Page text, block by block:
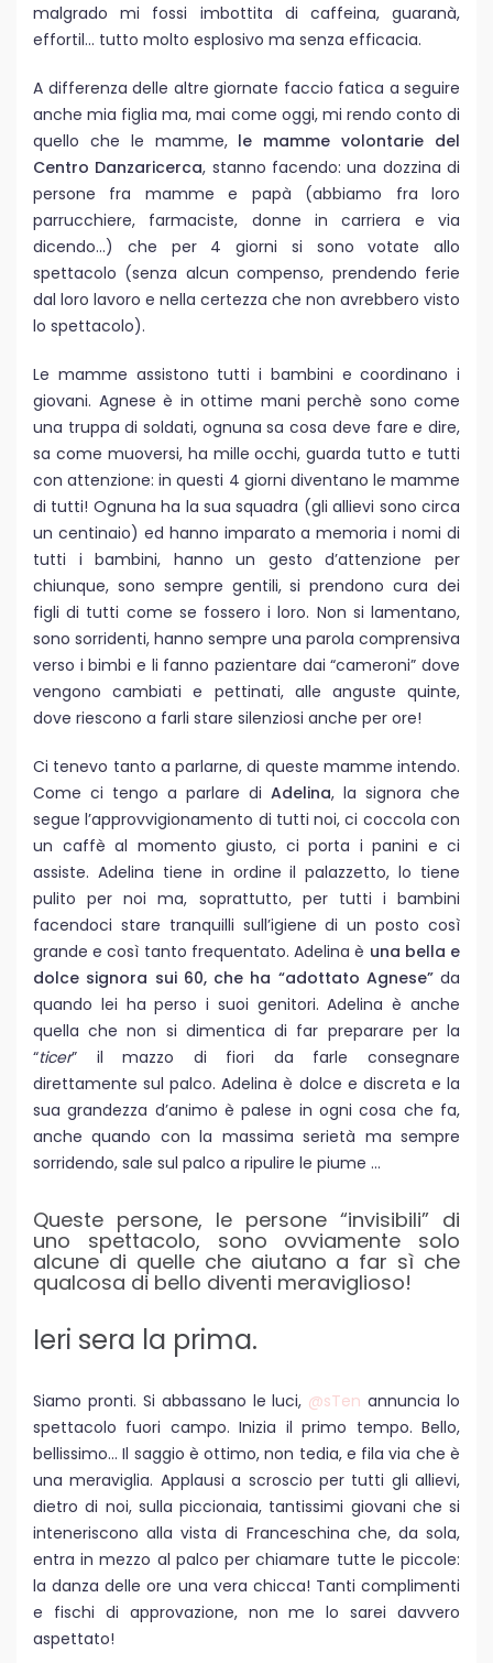
malgrado mi fossi imbottita di caffeina, guaranà,
effortil… tutto molto esplosivo ma senza efficacia.
A differenza delle altre giornate faccio fatica a seguire
anche mia figlia ma, mai come oggi, mi rendo conto di
quello che le mamme, le mamme volontarie del
Centro Danzaricerca, stanno facendo: una dozzina di
persone fra mamme e papà (abbiamo fra loro
parrucchiere, farmaciste, donne in carriera e via
dicendo…) che per 4 giorni si sono votate allo
spettacolo (senza alcun compenso, prendendo ferie
dal loro lavoro e nella certezza che non avrebbero visto
lo spettacolo).
Le mamme assistono tutti i bambini e coordinano i
giovani. Agnese è in ottime mani perchè sono come
una truppa di soldati, ognuna sa cosa deve fare e dire,
sa come muoversi, ha mille occhi, guarda tutto e tutti
con attenzione: in questi 4 giorni diventano le mamme
di tutti! Ognuna ha la sua squadra (gli allievi sono circa
un centinaio) ed hanno imparato a memoria i nomi di
tutti i bambini, hanno un gesto d’attenzione per
chiunque, sono sempre gentili, si prendono cura dei
figli di tutti come se fossero i loro. Non si lamentano,
sono sorridenti, hanno sempre una parola comprensiva
verso i bimbi e li fanno pazientare dai “cameroni” dove
vengono cambiati e pettinati, alle anguste quinte,
dove riescono a farli stare silenziosi anche per ore!
Ci tenevo tanto a parlarne, di queste mamme intendo.
Come ci tengo a parlare di Adelina, la signora che
segue l’approvvigionamento di tutti noi, ci coccola con
un caffè al momento giusto, ci porta i panini e ci
assiste. Adelina tiene in ordine il palazzetto, lo tiene
pulito per noi ma, soprattutto, per tutti i bambini
facendoci stare tranquilli sull’igiene di un posto così
grande e così tanto frequentato. Adelina è una bella e
dolce signora sui 60, che ha “adottato Agnese”da
quando lei ha perso i suoi genitori. Adelina è anche
quella che non si dimentica di far preparare per la
“ticer” il mazzo di fiori da farle consegnare
direttamente sul palco. Adelina è dolce e discreta e la
sua grandezza d’animo è palese in ogni cosa che fa,
anche quando con la massima serietà ma sempre
sorridendo, sale sul palco a ripulire le piume …
Queste persone, le persone “invisibili” di
uno spettacolo, sono ovviamente solo
alcune di quelle che aiutano a far sì che
qualcosa di bello diventi meraviglioso!
Ieri sera la prima.
Siamo pronti. Si abbassano le luci, @sTen annuncia lo
spettacolo fuori campo. Inizia il primo tempo. Bello,
bellissimo… Il saggio è ottimo, non tedia, e fila via che è
una meraviglia. Applausi a scroscio per tutti gli allievi,
dietro di noi, sulla piccionaia, tantissimi giovani che si
inteneriscono alla vista di Franceschina che, da sola,
entra in mezzo al palco per chiamare tutte le piccole:
la danza delle ore una vera chicca! Tanti complimenti
e fischi di approvazione, non me lo sarei davvero
aspettato!